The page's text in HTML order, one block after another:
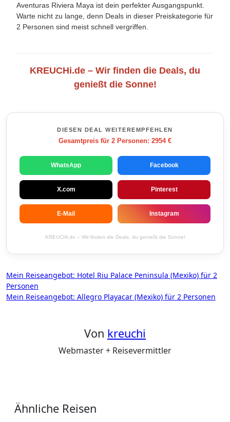
Aventuras Riviera Maya ist dein perfekter Ausgangspunkt.
Warte nicht zu lange, denn Deals in dieser Preiskategorie für
2 Personen sind meist schnell vergriffen.
KREUCHi.de – Wir finden die Deals, du
genießt die Sonne!
DIESEN DEAL WEITEREMPFEHLEN
Gesamtpreis für 2 Personen: 2954 €
WhatsApp Facebook
X.com Pinterest
E-Mail Instagram
KREUCHi.de – Wir finden die Deals, du genießt die Sonne!
Beitragsnavigation
Mein Reiseangebot: Hotel Riu Palace Peninsula (Mexiko) für 2
Personen
Mein Reiseangebot: Allegro Playacar (Mexiko) für 2 Personen
Von kreuchi
Webmaster + Reisevermittler
Ähnliche Reisen